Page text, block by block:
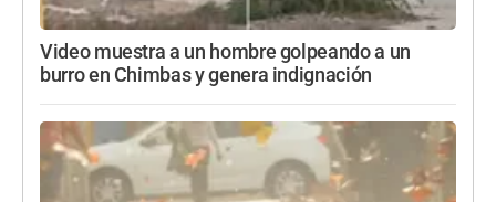
Video muestra a un hombre golpeando a un
burro en Chimbas y genera indignación